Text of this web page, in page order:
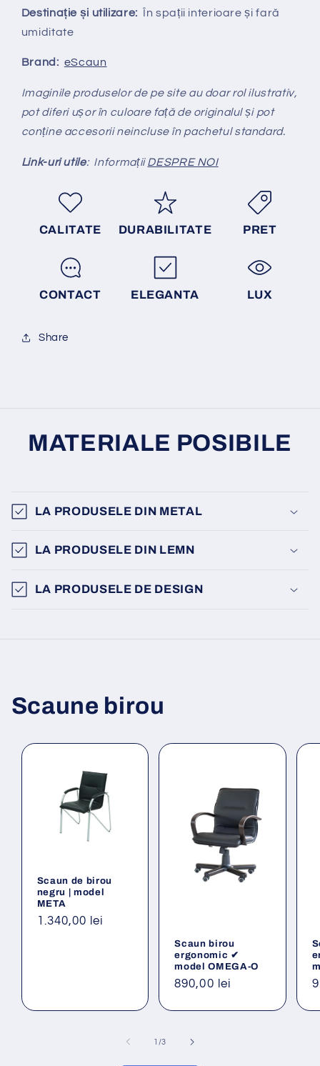
Destinație și utilizare: În spații interioare și fară
umiditate
Brand: eScaun
Imaginile produselor de pe site au doar rol ilustrativ,
pot diferi ușor în culoare față de originalul și pot
conține accesorii neincluse în pachetul standard.
Link-uri utile: InformațiiDESPRE NOI
CALITATE DURABILITATE PRET
CONTACT ELEGANTA LUX
Share
MATERIALE POSIBILE
LA PRODUSELE DIN METAL
LA PRODUSELE DIN LEMN
LA PRODUSELE DE DESIGN
Scaune birou
Scaun de birou
negru | model
META
Preț
1.340,00 lei
Scaun birou
ergonomic ✔
model OMEGA-O
Preț
890,00 lei
1 /din
3